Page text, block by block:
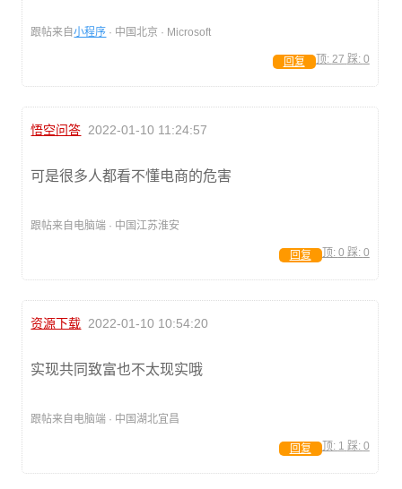
跟帖来自小程序 · 中国北京 · Microsoft
顶: 27 踩: 0
回复
悟空问答 2022-01-10 11:24:57
可是很多人都看不懂电商的危害
跟帖来自电脑端 · 中国江苏淮安
顶: 0 踩: 0
回复
资源下载 2022-01-10 10:54:20
实现共同致富也不太现实哦
跟帖来自电脑端 · 中国湖北宜昌
顶: 1 踩: 0
回复